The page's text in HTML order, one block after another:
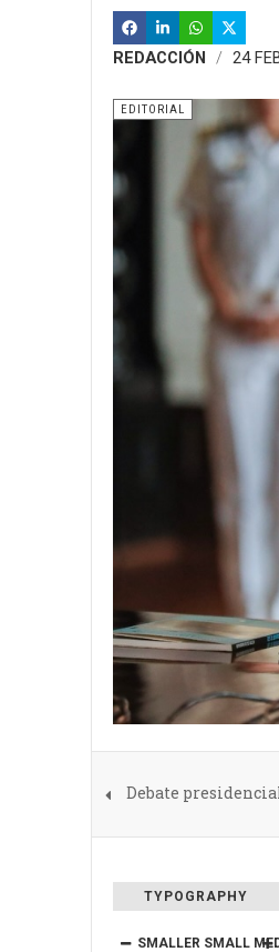
REDACCIÓN 24
EDITORIAL
Debate
TYPOGRAPHY
SMALLER SMALL